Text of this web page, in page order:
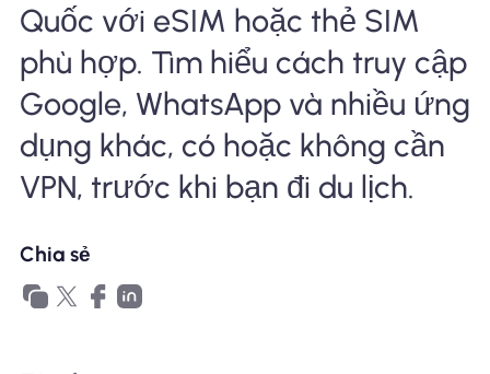
Cho doanh nghiệp
Quốc với eSIM hoặc thẻ SIM
phù hợp. Tìm hiểu cách truy cập
Google, WhatsApp và nhiều ứng
dụng khác, có hoặc không cần
VPN, trước khi bạn đi du lịch.
Chia sẻ